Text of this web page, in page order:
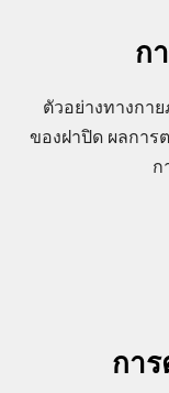
ก
ตัวอย่างทางก
ของฝาปิด ผลการ
ก
กา